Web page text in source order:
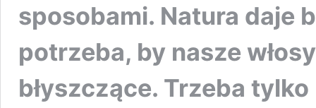
sposobami. Natura daje
potrzeba, by nasze
błyszczące. Trzeba